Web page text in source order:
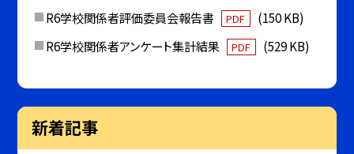
R6学校関係者評価委員会報告書 PDF
(150 KB)
R6学校関係者アンケート集計結果
PDF (529 KB)
新着記事